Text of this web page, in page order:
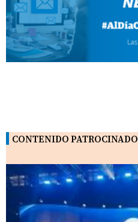
CONTENIDO PATROCINADO